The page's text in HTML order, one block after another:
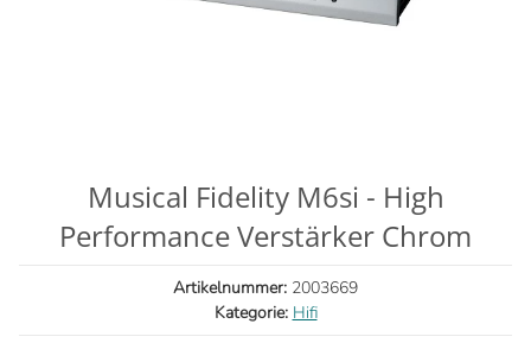
Musical Fidelity M6si - High
Performance Verstärker Chrom
Artikelnummer: 2003669
Kategorie: Hifi